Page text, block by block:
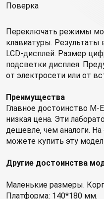
Поверка
Переключать режимы
клавиатуры.
LCD-дисплей. Размер
подсветки дисплея.
от электросети или от
Преимущества
Главное достоинство M-
низкая цена. Эти
дешевле, чем аналоги.
можете купить эту
Другие достоинства
Маленькие размеры.
Платформа: 140*180 мм.